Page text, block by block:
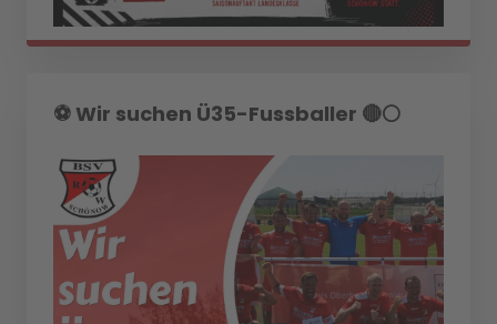
⚽️ Wir suchen Ü35-Fussballer 🔴⚪️